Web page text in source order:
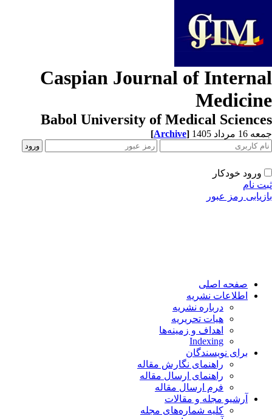
Caspian Journal of
Babol University of Medical
مرداد 1405 [Archive]
ورود خودکار
نام
رمز عبور
صفحه اصلی
اطلاعات نشریه
درباره نشریه
هیات تحریریه
اهداف و زمینه‌ها
Indexing
برای نویسندگان
راهنمای نگارش مقاله
راهنمای ارسال مقاله
فرم ارسال مقاله
آرشیو مجله و مقالات
کلیه شماره‌های مجله